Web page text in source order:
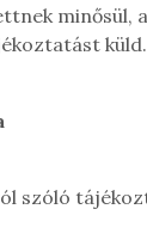
minősül,
küld.
szóló